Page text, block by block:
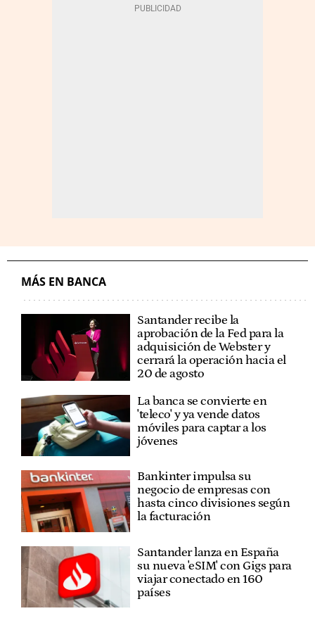
MÁS EN BANCA
Santander recibe la
aprobación de la Fed para la
adquisición de Webster y
cerrará la operación hacia el
20 de agosto
La banca se convierte en
'teleco' y ya vende datos
móviles para captar a los
jóvenes
Bankinter impulsa su
negocio de empresas con
hasta cinco divisiones según
la facturación
Santander lanza en España
su nueva 'eSIM' con Gigs para
viajar conectado en 160
países